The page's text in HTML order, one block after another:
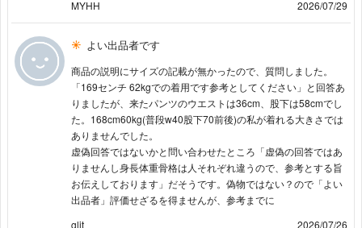
MYHH
2026/07/29
よい出品者です
商品の説明にサイズの記載が無かったので、質問しました。
「169センチ 62kgでの着用です参考としてください」と回答あ
りましたが、来たパンツのウエストは36cm、股下は58cmでし
た。168cm60kg(普段w40股下70前後)の私が着れる大きさでは
ありませんでした。
虚偽回答ではないかと問い合わせたところ「虚偽の回答ではあ
りませんし身長体重骨格は人それぞれ違うので、参考とする旨
お伝えしております」だそうです。偽物ではない？ので「よい
出品者」評価せざるを得ませんが、参考までに
glit
2026/07/26